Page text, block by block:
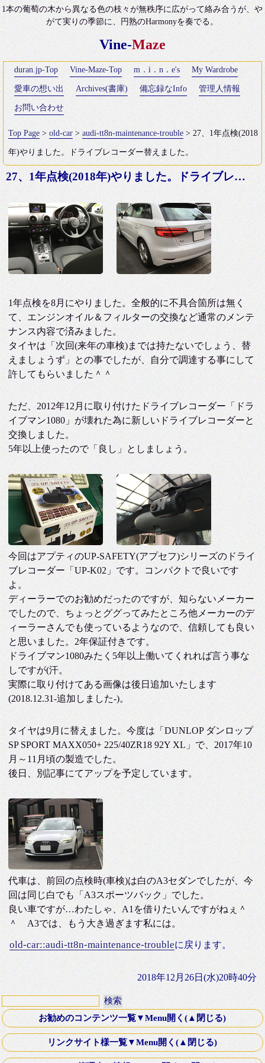
1本の葡萄の木から異なる色の枝々が無秩序に広がって絡み合うが、や
がて実りの季節に、円熟のHarmonyを奏でる。
Vine-Maze
duran.jp-Top Vine-Maze-Top m．i．n．e's My Wardrobe
愛車の想い出 Archives(書庫) 備忘録なInfo 管理人情報
お問い合わせ
Top Page >old-car >audi-tt8n-maintenance-trouble > 27、1年点検(2018
年)やりました。ドライブレコーダー替えました。
27、1年点検(2018年)やりました。ドライブレコーダー替えました。
1年点検を8月にやりました。全般的に不具合箇所は無く
て、エンジンオイル＆フィルターの交換など通常のメンテ
ナンス内容で済みました。
タイヤは「次回(来年の車検)までは持たないでしょう、替
えましょうず」との事でしたが、自分で調達する事にして
許してもらいました＾＾
ただ、2012年12月に取り付けたドライブレコーダー「ドラ
イブマン1080」が壊れた為に新しいドライブレコーダーと
交換しました。
5年以上使ったので「良し」としましょう。
今回はアプティのUP-SAFETY(アプセフ)シリーズのドライ
ブレコーダー「UP-K02」です。コンパクトで良いです
よ。
ディーラーでのお勧めだったのですが、知らないメーカー
でしたので、ちょっとググってみたところ他メーカーのデ
ィーラーさんでも使っているようなので、信頼しても良い
と思いました。2年保証付きです。
ドライブマン1080みたく5年以上働いてくれれば言う事な
しですが(汗。
実際に取り付けてある画像は後日追加いたします
(2018.12.31-追加しました-)。
タイヤは9月に替えました。今度は「DUNLOP ダンロップ
SP SPORT MAXX050+ 225/40ZR18 92Y XL」で、2017年10
月～11月頃の製造でした。
後日、別記事にてアップを予定しています。
代車は、前回の点検時(車検)は白のA3セダンでしたが、今
回は同じ白でも「A3スポーツバック」でした。
良い車ですが…わたしゃ、A1を借りたいんですがねぇ＾
＾ A3では、もう大き過ぎます私には。
old-car::audi-tt8n-maintenance-troubleに戻ります。
2018年12月26日(水)20時40分
お勧めのコンテンツ一覧▼Menu開く(▲閉じる)
第十八話・外伝「Down ！」K氏より寄稿
Old Fashioned Love Songシリーズ
リンクサイト様一覧▼Menu開く(▲閉じる)